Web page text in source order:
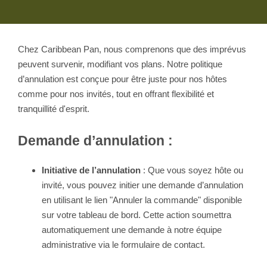
Chez Caribbean Pan, nous comprenons que des imprévus
peuvent survenir, modifiant vos plans. Notre politique
d’annulation est conçue pour être juste pour nos hôtes
comme pour nos invités, tout en offrant flexibilité et
tranquillité d'esprit.
Demande d’annulation :
Initiative de l’annulation : Que vous soyez hôte ou
invité, vous pouvez initier une demande d’annulation
en utilisant le lien "Annuler la commande" disponible
sur votre tableau de bord. Cette action soumettra
automatiquement une demande à notre équipe
administrative via le formulaire de contact.